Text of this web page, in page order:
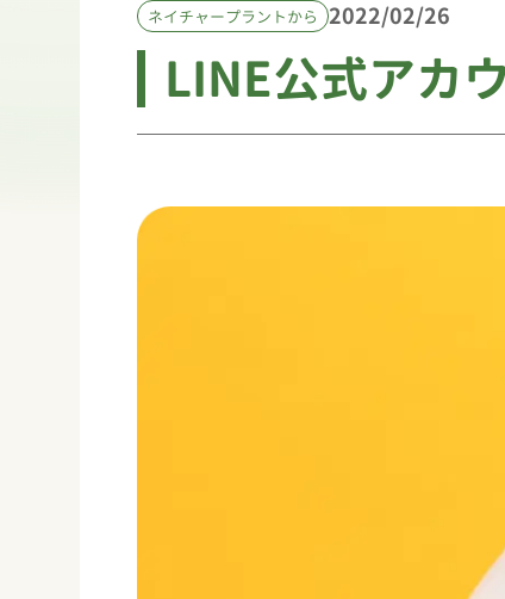
ネイチャープラントから 2022/02/26
LINE公式アカ